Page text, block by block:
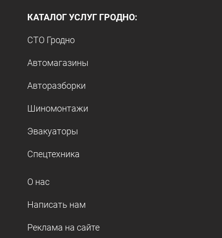
КАТАЛОГ УСЛУГ ГРОДНО:
СТО Гродно
Автомагазины
Авторазборки
Шиномонтажи
Эвакуаторы
Спецтехника
О нас
Написать нам
Реклама на сайте